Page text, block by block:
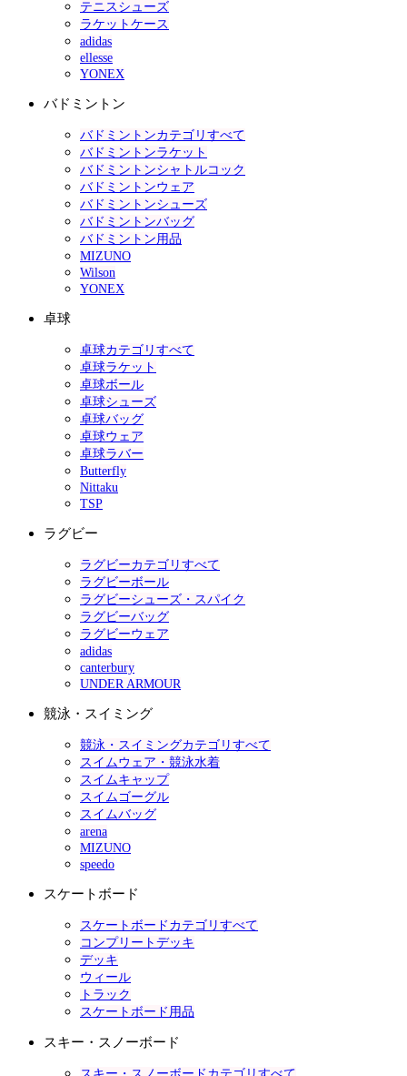
テニスシューズ
ラケットケース
adidas
ellesse
YONEX
バドミントン
バドミントンカテゴリすべて
バドミントンラケット
バドミントンシャトルコック
バドミントンウェア
バドミントンシューズ
バドミントンバッグ
バドミントン用品
MIZUNO
Wilson
YONEX
卓球
卓球カテゴリすべて
卓球ラケット
卓球ボール
卓球シューズ
卓球バッグ
卓球ウェア
卓球ラバー
Butterfly
Nittaku
TSP
ラグビー
ラグビーカテゴリすべて
ラグビーボール
ラグビーシューズ・スパイク
ラグビーバッグ
ラグビーウェア
adidas
canterbury
UNDER ARMOUR
競泳・スイミング
競泳・スイミングカテゴリすべて
スイムウェア・競泳水着
スイムキャップ
スイムゴーグル
スイムバッグ
arena
MIZUNO
speedo
スケートボード
スケートボードカテゴリすべて
コンプリートデッキ
デッキ
ウィール
トラック
スケートボード用品
スキー・スノーボード